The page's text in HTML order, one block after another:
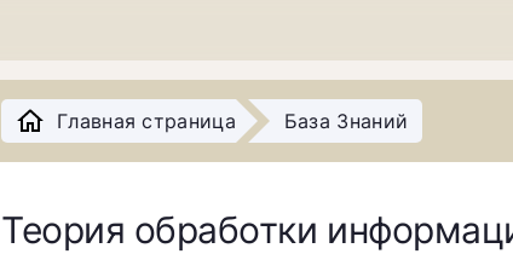
Главная страница База Знаний
Теория обработки